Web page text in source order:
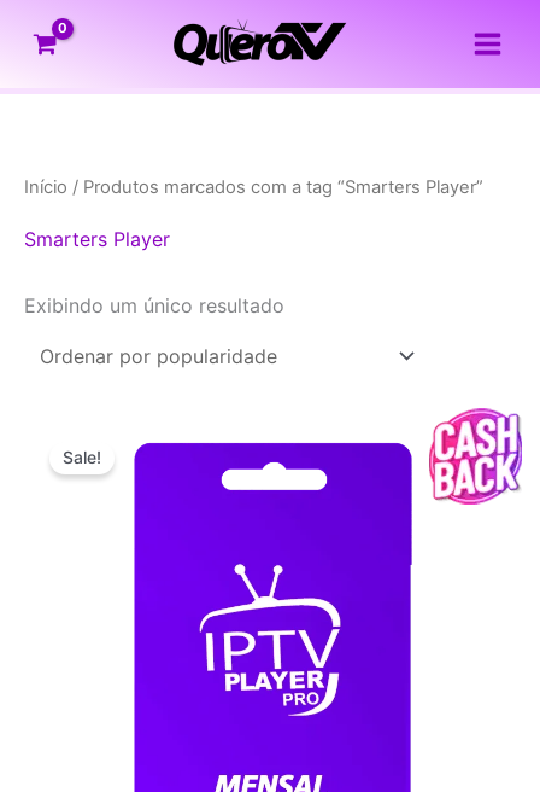
para
Início / Produtos marcados com a tag “Smarters Player”
Smarters Player
Exibindo um único resultado
Sale!